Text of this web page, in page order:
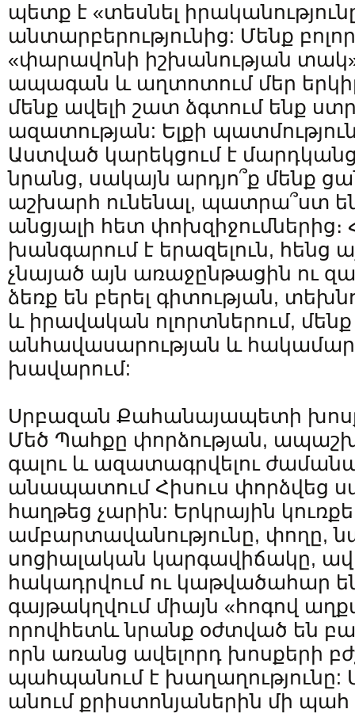
պետք է «տեսնել
անտարբերությունից: Մենք
«փարավոնի իշխանության
ապագան և աղտոտում մեր
մենք ավելի շատ ձգտում ենք
ազատության: Ելքի
Աստված կարեկցում է
նրանց, սակայն արդյո՞ք մենք
աշխարհ ունենալ, պատրա՞ստ
անցյալի հետ փոխզիջումներից։
խանգարում է երազելուն, հենց
չնայած այն առաջընթացին ու
ձեռք են բերել գիտության,
և իրավական ոլորտներում,
անհավասարության և
խավարում:
Սրբազան Քահանայապետի
Մեծ Պահքը փորձության,
գալու և ազատագրվելու
անապատում Հիսուս փորձվեց
հաղթեց չարին: Երկրային
ամբարտավանությունը, փողը,
սոցիալական կարգավիճակը,
հակադրվում ու կաթվածահար
գայթակղվում միայն «հոգով
որովհետև նրանք օժտված են
որն առանց ավելորդ խոսքերի
պահպանում է խաղաղությունը:
անում քրիստոնյաներին մի պահ